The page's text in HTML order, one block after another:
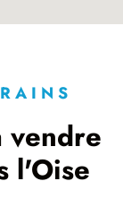
vendre
l'Oise